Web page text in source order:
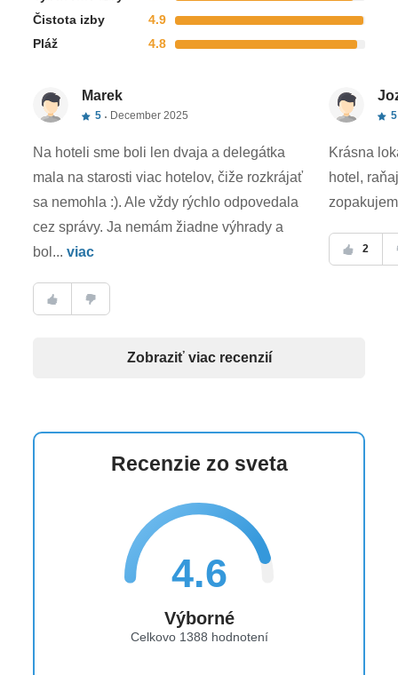
sedenie na exit miestach, môžu byť personálom pri
Povinné doplatky
Vianočná večera, Silvestrovská večera
Oficiálne hodnotenie
Poznámka
Nahlasovanie požiadaviek na extra catering (v
diabetická špeciálna strava) do leteckej spoločnosti
ománskou vládou (napr. alkohol bude podávaný vo
Lety s odletom z Bratislavy dňa 10.12.2026,
18.2.2027, 22.4.2027 budú operované s
medzipristátim v Košiciach nasledovne BTS-KSC-
Čistota izby
4.9
Pláž
4.8
Marek
5 December 2025
Na hoteli sme boli len dvaja a delegátka
mala na starosti viac hotelov, čiže rozkrájať
sa nemohla :). Ale vždy rýchlo odpovedala
cez správy. Ja nemám žiadne výhrady a
bol... viac
5
Krásna
hotel,
2
Zobraziť viac recenzií
Recenzie zo sveta
4.6
Výborné
Celkovo 1388 hodnotení